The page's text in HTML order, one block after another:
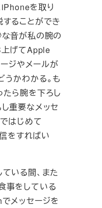
iPhoneを取り
ることができ
な音が私の腕の
上げてApple
ジやメールが
かわかる。も
ら腕を下ろし
重要なメッセ
はじめて
をすればい
いる間、また
事をしている
メッセージを